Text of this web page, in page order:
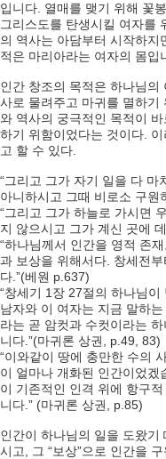
입니다. 열매를 맺기 위해 꽃
그리스도를 탄생시킬 여자를
의 역사는 아담부터 시작하지
적은 마리아라는 여자의 몸입
인간 창조의 목적은 하나님의
사로 물려주고 마귀를 멸하기
와 역사의 궁극적인 목적이
하기 위함이었다는 것이다.
고 할 수 있다.
“그리고 그가 자기 일을 다 마
아니하시고 그때 비로소 구원
“그리고 그가 하늘로 가시면
지 않으시고 그가 계신 곳에
“하나님께서 인간을 영적 존
과 보상을 위해서다. 창세전
다.”(베원 p.637)
“창세기 1장 27절의 하나님
남자와 이 여자는 지금 말하
라는 곧 암컷과 수컷이라는
니다.”(마귀론 상권, p.49, 83)
“이와같이 땅에 충만한 수의
이 얼마나 개화된 인간이었겠
이 기존적인 인격 위에 항구
니다.” (마귀론 상권, p.85)
인간이 하나님의 일을 도왔기
시고, 그 “보상”으로 인간을